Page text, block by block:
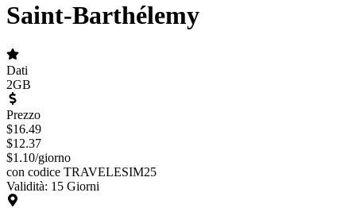
Saint-Barthélemy
Dati
2GB
Prezzo
$16.49
$12.37
$1.10/giorno
con codice TRAVELESIM25
Validità: 15 Giorni